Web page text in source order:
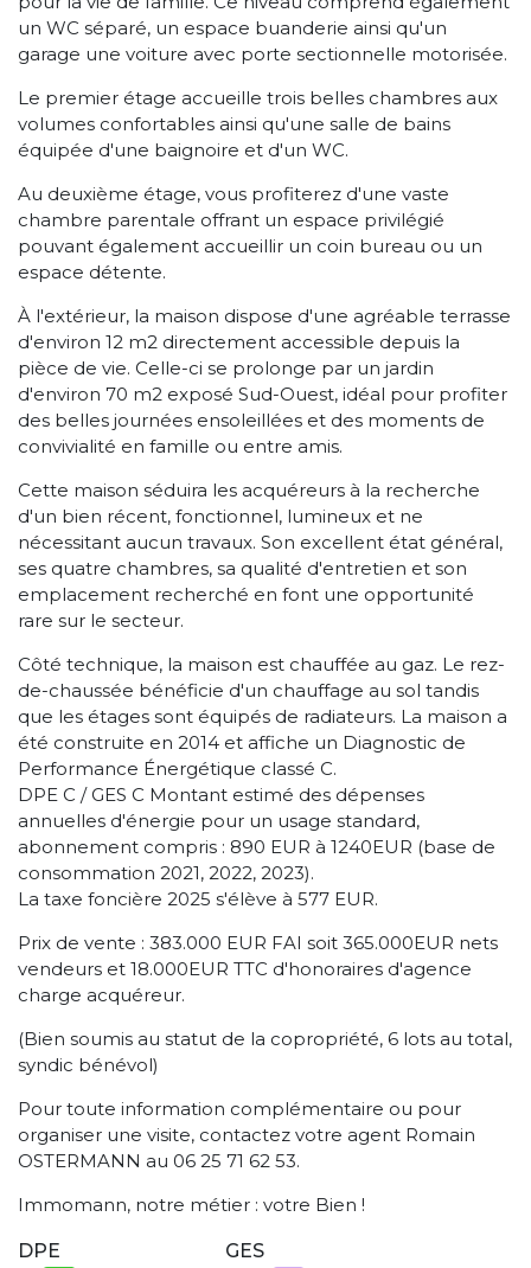
un WC séparé, un espace buanderie ainsi qu'un
garage une voiture avec porte sectionnelle motorisée.
Le premier étage accueille trois belles chambres aux
volumes confortables ainsi qu'une salle de bains
équipée d'une baignoire et d'un WC.
Au deuxième étage, vous profiterez d'une vaste
chambre parentale offrant un espace privilégié
pouvant également accueillir un coin bureau ou un
espace détente.
À l'extérieur, la maison dispose d'une agréable terrasse
d'environ 12 m2 directement accessible depuis la
pièce de vie. Celle-ci se prolonge par un jardin
d'environ 70 m2 exposé Sud-Ouest, idéal pour profiter
des belles journées ensoleillées et des moments de
convivialité en famille ou entre amis.
Cette maison séduira les acquéreurs à la recherche
d'un bien récent, fonctionnel, lumineux et ne
nécessitant aucun travaux. Son excellent état général,
ses quatre chambres, sa qualité d'entretien et son
emplacement recherché en font une opportunité
rare sur le secteur.
Côté technique, la maison est chauffée au gaz. Le rez-
de-chaussée bénéficie d'un chauffage au sol tandis
que les étages sont équipés de radiateurs. La maison a
été construite en 2014 et affiche un Diagnostic de
Performance Énergétique classé C.
DPE C / GES C Montant estimé des dépenses
annuelles d'énergie pour un usage standard,
abonnement compris : 890 EUR à 1240EUR (base de
consommation 2021, 2022, 2023).
La taxe foncière 2025 s'élève à 577 EUR.
Prix de vente : 383.000 EUR FAI soit 365.000EUR nets
vendeurs et 18.000EUR TTC d'honoraires d'agence
charge acquéreur.
(Bien soumis au statut de la copropriété, 6 lots au total,
syndic bénévol)
Pour toute information complémentaire ou pour
organiser une visite, contactez votre agent Romain
OSTERMANN au 06 25 71 62 53.
Immomann, notre métier : votre Bien !
DPE GES